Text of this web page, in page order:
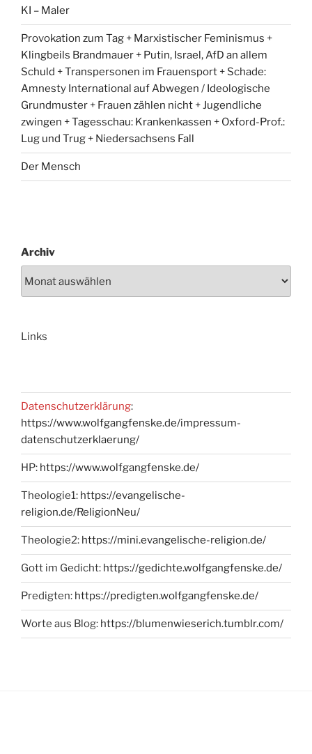
KI – Maler
Provokation zum Tag + Marxistischer Feminismus +
Klingbeils Brandmauer + Putin, Israel, AfD an allem
Schuld + Transpersonen im Frauensport + Schade:
Amnesty International auf Abwegen / Ideologische
Grundmuster + Frauen zählen nicht + Jugendliche
zwingen + Tagesschau: Krankenkassen + Oxford-Prof.:
Lug und Trug + Niedersachsens Fall
Der Mensch
Archiv
Links
Datenschutzerklärung:
https://www.wolfgangfenske.de/impressum-
datenschutzerklaerung/
HP: https://www.wolfgangfenske.de/
Theologie1: https://evangelische-
religion.de/ReligionNeu/
Theologie2: https://mini.evangelische-religion.de/
Gott im Gedicht: https://gedichte.wolfgangfenske.de/
Predigten: https://predigten.wolfgangfenske.de/
Worte aus Blog: https://blumenwieserich.tumblr.com/